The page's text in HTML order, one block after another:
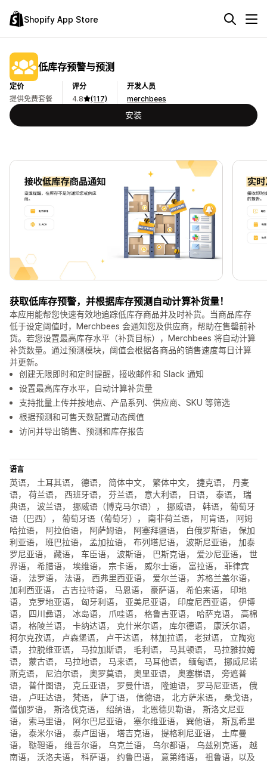
Shopify App Store
低库存预警与预测
定价
提供免费套餐
评分
4.8
(117)
开发人员
merchbees
安装
获取低库存预警，并根据库存预测自动计算补货量！
本应用能帮您快速有效地追踪低库存商品并及时补货。当商品库存
低于设定阈值时，Merchbees 会通知您及供应商，帮助在售罄前补
货。若您设置最高库存水平（补货目标），Merchbees 将自动计算
补货数量。通过预测模块，阈值会根据各商品的销售速度每日计算
并更新。
创建无限即时和定时提醒，接收邮件和 Slack 通知
设置最高库存水平，自动计算补货量
支持批量上传并按地点、产品系列、供应商、SKU 等筛选
根据预测和可售天数配置动态阈值
访问并导出销售、预测和库存报告
语言
英语， 土耳其语， 德语， 简体中文， 繁体中文， 捷克语， 丹麦
语， 荷兰语， 西班牙语， 芬兰语， 意大利语， 日语， 泰语， 瑞
典语， 波兰语， 挪威语（博克马尔语）， 挪威语， 韩语， 葡萄牙
语（巴西）， 葡萄牙语（葡萄牙）， 南非荷兰语， 阿肯语， 阿姆
哈拉语， 阿拉伯语， 阿萨姆语， 阿塞拜疆语， 白俄罗斯语， 保加
利亚语， 班巴拉语， 孟加拉语， 布列塔尼语， 波斯尼亚语， 加泰
罗尼亚语， 藏语， 车臣语， 波斯语， 巴斯克语， 爱沙尼亚语， 世
界语， 希腊语， 埃维语， 宗卡语， 威尔士语， 富拉语， 菲律宾
语， 法罗语， 法语， 西弗里西亚语， 爱尔兰语， 苏格兰盖尔语，
加利西亚语， 古吉拉特语， 马恩语， 豪萨语， 希伯来语， 印地
语， 克罗地亚语， 匈牙利语， 亚美尼亚语， 印度尼西亚语， 伊博
语， 四川彝语， 冰岛语， 爪哇语， 格鲁吉亚语， 哈萨克语， 高棉
语， 格陵兰语， 卡纳达语， 克什米尔语， 库尔德语， 康沃尔语，
柯尔克孜语， 卢森堡语， 卢干达语， 林加拉语， 老挝语， 立陶宛
语， 拉脱维亚语， 马拉加斯语， 毛利语， 马其顿语， 马拉雅拉姆
语， 蒙古语， 马拉地语， 马来语， 马耳他语， 缅甸语， 挪威尼诺
斯克语， 尼泊尔语， 奥罗莫语， 奥里亚语， 奥塞梯语， 旁遮普
语， 普什图语， 克丘亚语， 罗曼什语， 隆迪语， 罗马尼亚语， 俄
语， 卢旺达语， 梵语， 萨丁语， 信德语， 北方萨米语， 桑戈语，
僧伽罗语， 斯洛伐克语， 绍纳语， 北恩德贝勒语， 斯洛文尼亚
语， 索马里语， 阿尔巴尼亚语， 塞尔维亚语， 巽他语， 斯瓦希里
语， 泰米尔语， 泰卢固语， 塔吉克语， 提格利尼亚语， 土库曼
语， 鞑靼语， 维吾尔语， 乌克兰语， 乌尔都语， 乌兹别克语， 越
南语， 沃洛夫语， 科萨语， 约鲁巴语， 意第绪语， 祖鲁语，以及